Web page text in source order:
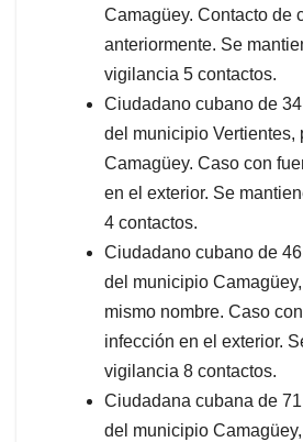
Camagüey. Contacto de
anteriormente. Se
vigilancia 5 contactos.
Ciudadano cubano de
del municipio Vertientes,
Camagüey. Caso con
en el exterior. Se
4 contactos.
Ciudadano cubano de
del municipio
mismo nombre. Caso
infección en el exterior.
vigilancia 8 contactos.
Ciudadana cubana de
del municipio